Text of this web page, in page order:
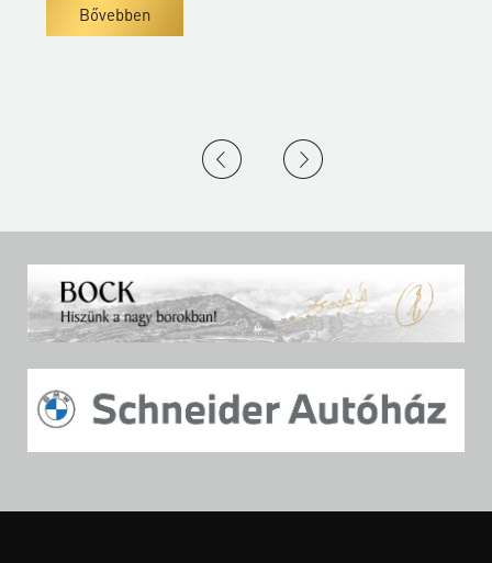
Bővebben